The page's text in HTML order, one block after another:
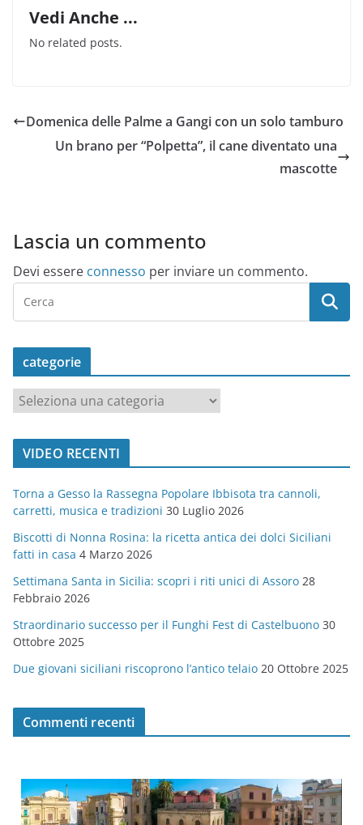
Vedi Anche ...
No related posts.
Domenica delle Palme a Gangi con un solo tamburo
Un brano per “Polpetta”, il cane diventato una
mascotte
Lascia un commento
Devi essere connesso per inviare un commento.
categorie
a
t
o
r
i
e
VIDEO RECENTI
Torna a Gesso la Rassegna Popolare Ibbisota tra cannoli,
carretti, musica e tradizioni 30 Luglio 2026
Biscotti di Nonna Rosina: la ricetta antica dei dolci Siciliani
fatti in casa 4 Marzo 2026
Settimana Santa in Sicilia: scopri i riti unici di Assoro 28
Febbraio 2026
Straordinario successo per il Funghi Fest di Castelbuono 30
Ottobre 2025
Due giovani siciliani riscoprono l’antico telaio 20 Ottobre 2025
Commenti recenti